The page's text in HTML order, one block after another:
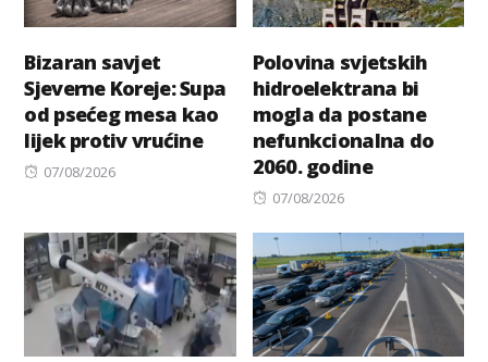
Bizaran savjet
Sjeverne Koreje: Supa
od psećeg mesa kao
lijek protiv vrućine
Posted
07/08/2026
Polovina svjetskih
hidroelektrana bi
mogla da postane
nefunkcionalna do
2060. godine
Posted
07/08/2026